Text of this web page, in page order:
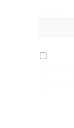
Guardar o